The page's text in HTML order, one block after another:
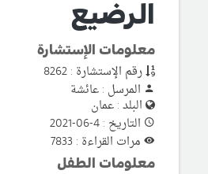
الرضيع
معلومات الإستشارة
رقم الإستشارة : 8262
المرسل : عائشة
البلد : عمان
التاريخ : 4-06-2021
مرات القراءة : 7833
معلومات الطفل